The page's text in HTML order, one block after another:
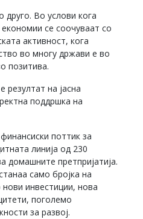
Во услови кога
се соочуваат со
активност, кога
во многу држави е во
позитива.
резултат на јасна
поддршка на
поттик за
линија од 230
домашните претпријатија.
само бројка на
нови инвестиции, нова
поголемо
за развој.